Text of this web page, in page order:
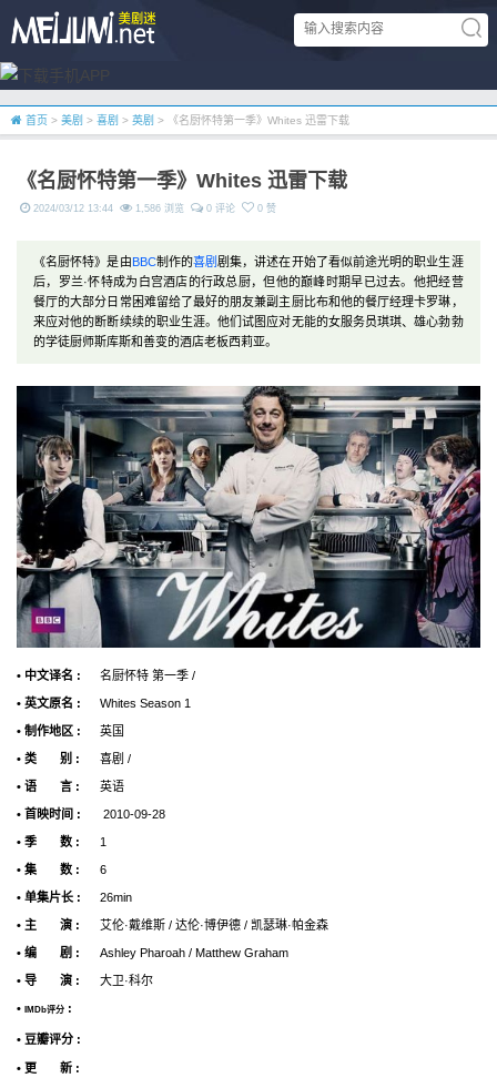
首页 > 美剧 > 喜剧 > 英剧 > 《名厨怀特第一季》Whites 迅雷下载
《名厨怀特第一季》Whites 迅雷下载
2024/03/12 13:44 1,586 浏览 0 评论 0 赞
《名厨怀特》是由BBC制作的喜剧剧集，讲述在开始了看似前途光明的职业生涯
后，罗兰·怀特成为白宫酒店的行政总厨，但他的巅峰时期早已过去。他把经营
餐厅的大部分日常困难留给了最好的朋友兼副主厨比布和他的餐厅经理卡罗琳，
来应对他的断断续续的职业生涯。他们试图应对无能的女服务员琪琪、雄心勃勃
的学徒厨师斯库斯和善变的酒店老板西莉亚。
• 中文译名 : 名厨怀特 第一季 /
• 英文原名 : Whites Season 1
• 制作地区 : 英国
• 类 别 : 喜剧 /
• 语 言 : 英语
• 首映时间 : 2010-09-28
• 季 数 : 1
• 集 数 : 6
• 单集片长 : 26min
• 主 演 : 艾伦·戴维斯 / 达伦·博伊德 / 凯瑟琳·帕金森
• 编 剧 : Ashley Pharoah / Matthew Graham
• 导 演 : 大卫·科尔
• IMDb评分 :
• 豆瓣评分 :
• 更 新 :